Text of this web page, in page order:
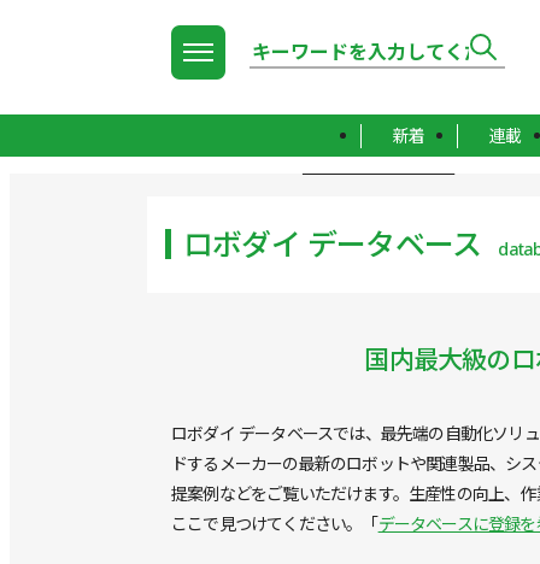
新着 連載
ロボダイ データベース
国内最大級の
ロボダイ データベースでは、最先端の自動化ソリ
ドするメーカーの最新のロボットや関連製品、シ
提案例などをご覧いただけます。生産性の向上、
ここで見つけてください。「データベースに登録